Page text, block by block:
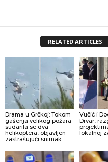
RELATED ARTICLES
Drama u Grčkoj: Tokom
gašenja velikog požara
sudarila se dva
helikoptera, objavljen
zastrašujući snimak
Vučić i
Drvar,
lokalnoj